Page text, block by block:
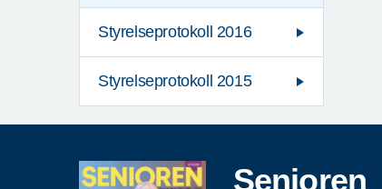
Styrelseprotokoll 2016
Styrelseprotokoll 2015
Senioren